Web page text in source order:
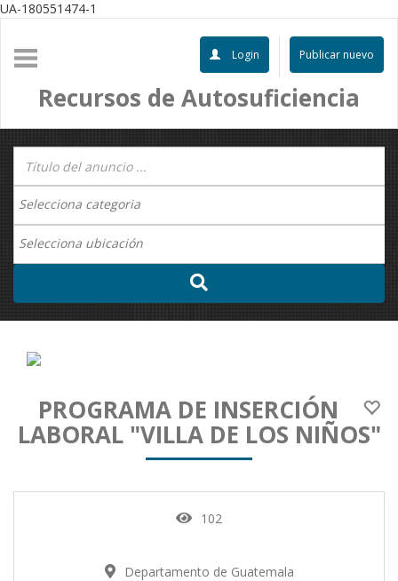
UA-180551474-1
Publicar nuevo
Login
Recursos de Autosuficiencia
PROGRAMA DE INSERCIÓN
LABORAL "VILLA DE LOS NIÑOS"
102
Departamento de Guatemala